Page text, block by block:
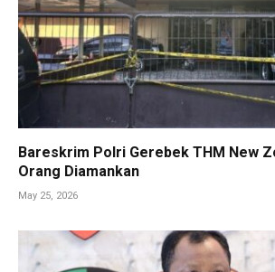
Bareskrim Polri Gerebek THM New
Orang Diamankan
May 25, 2026